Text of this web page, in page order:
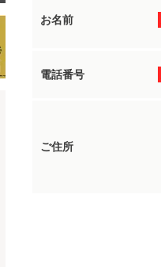
お名前
電話番号
ご住所